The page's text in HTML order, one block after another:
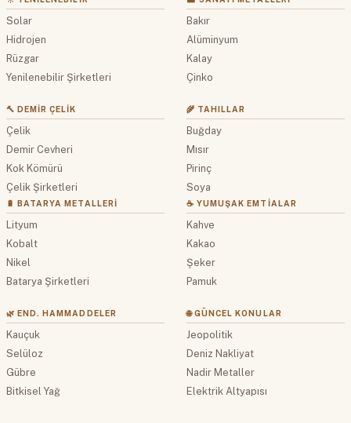
Solar
Hidrojen
Rüzgar
Yenilenebilir Şirketleri
Bakır
Alüminyum
Kalay
Çinko
🔨 DEMIR ÇELIK
Çelik
Demir Cevheri
Kok Kömürü
Çelik Şirketleri
🔋 BATARYA METALLERI
Lityum
Kobalt
Nikel
Batarya Şirketleri
🌾 TAHILLAR
Buğday
Mısır
Pirinç
Soya
☕ YUMUŞAK EMTIALAR
Kahve
Kakao
Şeker
Pamuk
🌿 END. HAMMADDELER
Kauçuk
Selüloz
Gübre
Bitkisel Yağ
🌐 GÜNCEL KONULAR
Jeopolitik
Deniz Nakliyat
Nadir Metaller
Elektrik Altyapısı